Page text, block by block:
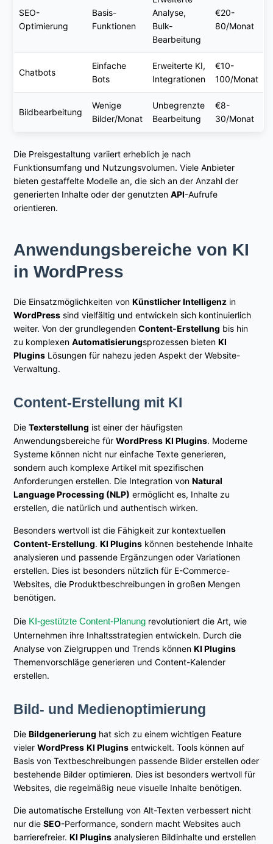
SEO-
Optimierung
Basis-
Funktionen
Analyse,
Bulk-
Bearbeitung
€20-
80/Monat
Chatbots
Einfache
Bots
Erweiterte KI,
Integrationen
€10-
100/Monat
Bildbearbeitung
Wenige
Bilder/Monat
Unbegrenzte
Bearbeitung
€8-
30/Monat
Die Preisgestaltung variiert erheblich je nach
Funktionsumfang und Nutzungsvolumen. Viele Anbieter
bieten gestaffelte Modelle an, die sich an der Anzahl der
generierten Inhalte oder der genutztenAPI-Aufrufe
orientieren.
Anwendungsbereiche von KI
in WordPress
Die Einsatzmöglichkeiten vonKünstlicher Intelligenz in
WordPress sind vielfältig und entwickeln sich kontinuierlich
weiter. Von der grundlegendenContent-Erstellung bis hin
zu komplexenAutomatisierungsprozessen bietenKI
Plugins Lösungen für nahezu jeden Aspekt der Website-
Verwaltung.
Content-Erstellung mit KI
DieTexterstellung ist einer der häufigsten
Anwendungsbereiche fürWordPress KI Plugins. Moderne
Systeme können nicht nur einfache Texte generieren,
sondern auch komplexe Artikel mit spezifischen
Anforderungen erstellen. Die Integration vonNatural
Language Processing (NLP) ermöglicht es, Inhalte zu
erstellen, die natürlich und authentisch wirken.
Besonders wertvoll ist die Fähigkeit zur kontextuellen
Content-Erstellung.KI Plugins können bestehende Inhalte
analysieren und passende Ergänzungen oder Variationen
erstellen. Dies ist besonders nützlich für E-Commerce-
Websites, die Produktbeschreibungen in großen Mengen
benötigen.
Die KI-gestützte Content-Planung revolutioniert die Art, wie
Unternehmen ihre Inhaltsstrategien entwickeln. Durch die
Analyse von Zielgruppen und Trends könnenKI Plugins
Themenvorschläge generieren und Content-Kalender
erstellen.
Bild- und Medienoptimierung
DieBildgenerierung hat sich zu einem wichtigen Feature
vielerWordPress KI Plugins entwickelt. Tools können auf
Basis von Textbeschreibungen passende Bilder erstellen oder
bestehende Bilder optimieren. Dies ist besonders wertvoll für
Websites, die regelmäßig neue visuelle Inhalte benötigen.
Die automatische Erstellung von Alt-Texten verbessert nicht
nur dieSEO-Performance, sondern macht Websites auch
barrierefreier.KI Plugins analysieren Bildinhalte und erstellen